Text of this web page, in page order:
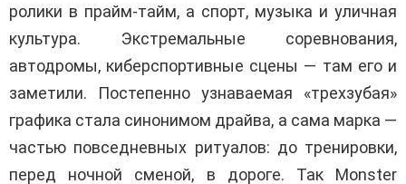
ролики в прайм-тайм, а спорт, музыка и уличная
культура. Экстремальные соревнования,
автодромы, киберспортивные сцены — там его и
заметили. Постепенно узнаваемая «трехзубая»
графика стала синонимом драйва, а сама марка —
частью повседневных ритуалов: до тренировки,
перед ночной сменой, в дороге. Так Monster